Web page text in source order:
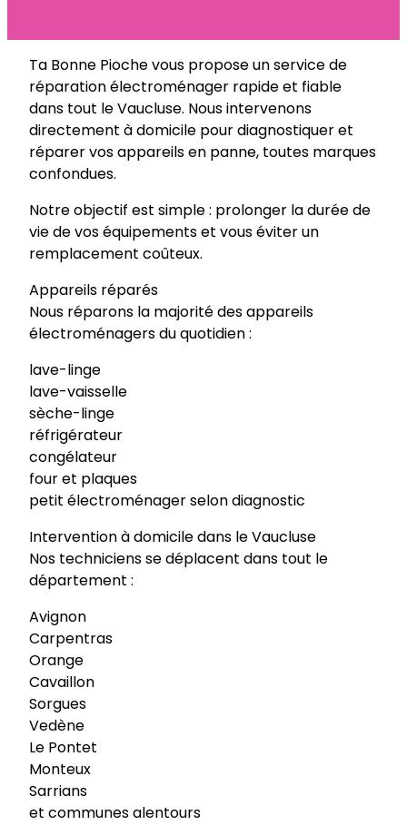
Ta Bonne Pioche vous propose un service de
réparation électroménager rapide et fiable
dans tout le Vaucluse. Nous intervenons
directement à domicile pour diagnostiquer et
réparer vos appareils en panne, toutes marques
confondues.
Notre objectif est simple : prolonger la durée de
vie de vos équipements et vous éviter un
remplacement coûteux.
Appareils réparés
Nous réparons la majorité des appareils
électroménagers du quotidien :
lave-linge
lave-vaisselle
sèche-linge
réfrigérateur
congélateur
four et plaques
petit électroménager selon diagnostic
Intervention à domicile dans le Vaucluse
Nos techniciens se déplacent dans tout le
département :
Avignon
Carpentras
Orange
Cavaillon
Sorgues
Vedène
Le Pontet
Monteux
Sarrians
et communes alentours